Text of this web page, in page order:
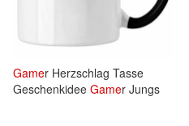
Gamer Herzschlag Tasse
Geschenkidee Gamer Jungs